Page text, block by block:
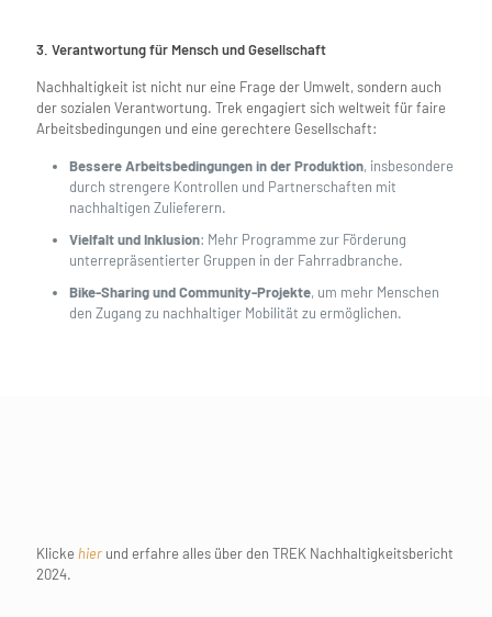
3. Verantwortung für Mensch und Gesellschaft
Nachhaltigkeit ist nicht nur eine Frage der Umwelt, sondern auch
der sozialen Verantwortung. Trek engagiert sich weltweit für faire
Arbeitsbedingungen und eine gerechtere Gesellschaft:
Bessere Arbeitsbedingungen in der Produktion, insbesondere
durch strengere Kontrollen und Partnerschaften mit
nachhaltigen Zulieferern.
Vielfalt und Inklusion: Mehr Programme zur Förderung
unterrepräsentierter Gruppen in der Fahrradbranche.
Bike-Sharing und Community-Projekte, um mehr Menschen
den Zugang zu nachhaltiger Mobilität zu ermöglichen.
Klicke hier und erfahre alles über den TREK Nachhaltigkeitsbericht
2024.